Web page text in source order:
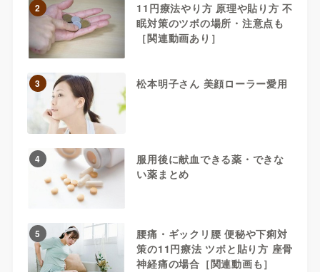
2
11円療法やり方 原理や貼り方 不
眠対策のツボの場所・注意点も
［関連動画あり］
3 松本明子さん 美顔ローラー愛用
4
服用後に献血できる薬・できな
い薬まとめ
5
腰痛・ギックリ腰 便秘や下痢対
策の11円療法 ツボと貼り方 座骨
神経痛の場合［関連動画も］